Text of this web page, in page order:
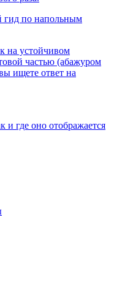
гид по напольным
на устойчивом
частью (абажуром
ищете ответ на
и где оно отображается